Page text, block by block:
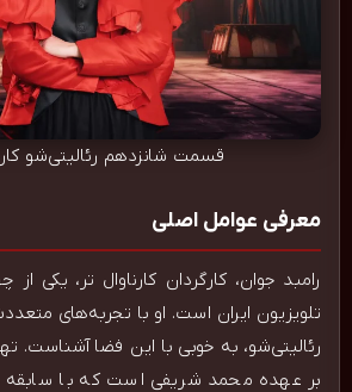
قسمت شانزدهم رئالیتی‌شو
معرفی عوامل اصلی
رامبد جوان، کارگردان کارناوال تر، یکی
تلویزیون ایران است. او با تجربه‌های
رئالیتی‌شو، به خوبی با این فضا آشناست.
بر عهده محمد شریفی است که با سابقه